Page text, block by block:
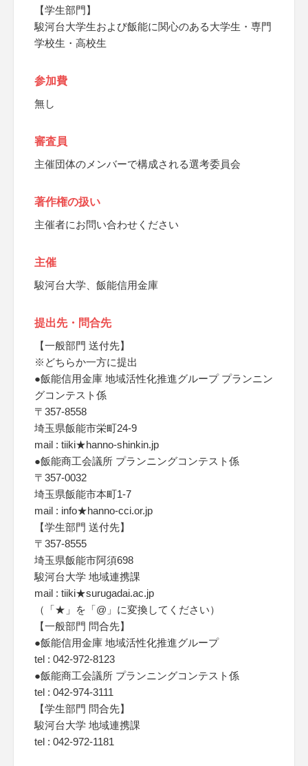
【学生部門】
駿河台大学生および飯能に関心のある大学生・専門
学校生・高校生
参加費
無し
審査員
主催団体のメンバーで構成される選考委員会
著作権の扱い
主催者にお問い合わせください
主催
駿河台大学、飯能信用金庫
提出先・問合先
【一般部門 送付先】
※どちらか一方に提出
●飯能信用金庫 地域活性化推進グループ プランニン
グコンテスト係
〒357-8558
埼玉県飯能市栄町24-9
mail : tiiki★hanno-shinkin.jp
●飯能商工会議所 プランニングコンテスト係
〒357-0032
埼玉県飯能市本町1-7
mail : info★hanno-cci.or.jp
【学生部門 送付先】
〒357-8555
埼玉県飯能市阿須698
駿河台大学 地域連携課
mail : tiiki★surugadai.ac.jp
（「★」を「@」に変換してください）
【一般部門 問合先】
●飯能信用金庫 地域活性化推進グループ
tel : 042-972-8123
●飯能商工会議所 プランニングコンテスト係
tel : 042-974-3111
【学生部門 問合先】
駿河台大学 地域連携課
tel : 042-972-1181